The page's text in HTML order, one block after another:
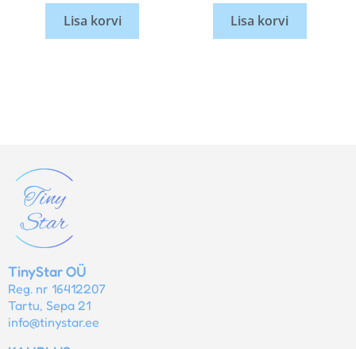
Lisa korvi Lisa korvi
TinyStar OÜ
Reg. nr 16412207
Tartu, Sepa 21
info@tinystar.ee